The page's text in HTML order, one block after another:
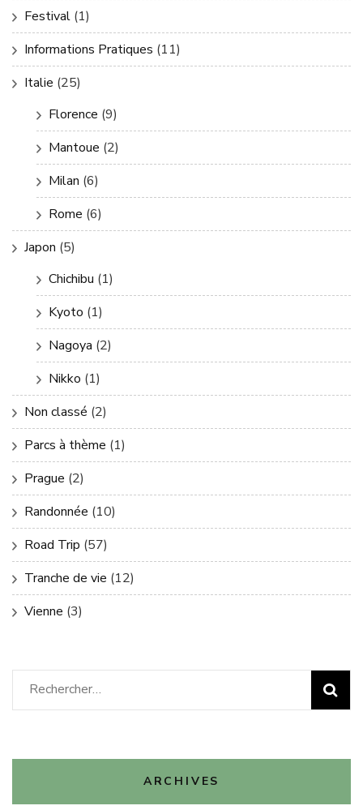
Festival (1)
Informations Pratiques (11)
Italie (25)
Florence (9)
Mantoue (2)
Milan (6)
Rome (6)
Japon (5)
Chichibu (1)
Kyoto (1)
Nagoya (2)
Nikko (1)
Non classé (2)
Parcs à thème (1)
Prague (2)
Randonnée (10)
Road Trip (57)
Tranche de vie (12)
Vienne (3)
Rechercher :
ARCHIVES